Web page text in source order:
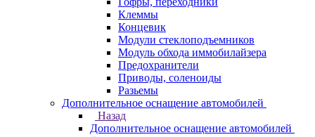
Клеммы
Концевик
Модули стеклоподъемников
Модуль обхода иммобилайзера
Предохранители
Приводы, соленоиды
Разьемы
Дополнительное оснащение автомобилей
Назад
Дополнительное оснащение автомобилей